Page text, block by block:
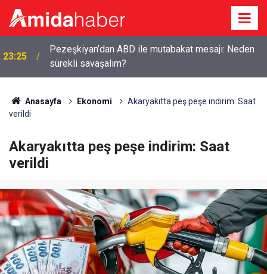
23:25
Pezeşkiyan’dan ABD ile mutabakat mesajı: Neden
sürekli savaşalım?
Anasayfa Ekonomi
Akaryakıtta peş peşe indirim: Saat
verildi
Akaryakıtta peş peşe indirim: Saat
verildi